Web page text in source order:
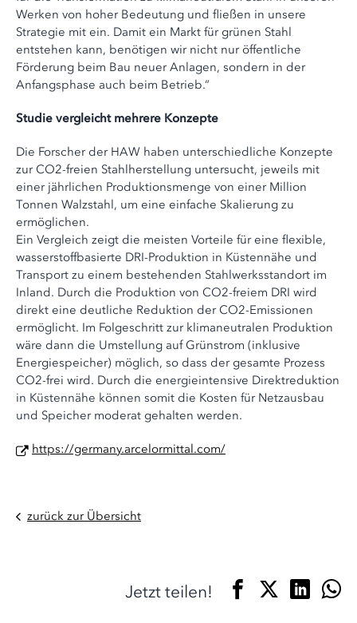
Werken von hoher Bedeutung und fließen in unsere
Strategie mit ein. Damit ein Markt für grünen Stahl
entstehen kann, benötigen wir nicht nur öffentliche
Förderung beim Bau neuer Anlagen, sondern in der
Anfangsphase auch beim Betrieb.“
Studie vergleicht mehrere Konzepte
Die Forscher der HAW haben unterschiedliche Konzepte
zur CO2-freien Stahlherstellung untersucht, jeweils mit
einer jährlichen Produktionsmenge von einer Million
Tonnen Walzstahl, um eine einfache Skalierung zu
ermöglichen.
Ein Vergleich zeigt die meisten Vorteile für eine flexible,
wasserstoffbasierte DRI-Produktion in Küstennähe und
Transport zu einem bestehenden Stahlwerksstandort im
Inland. Durch die Produktion von CO2-freiem DRI wird
direkt eine deutliche Reduktion der CO2-Emissionen
ermöglicht. Im Folgeschritt zur klimaneutralen Produktion
wäre dann die Umstellung auf Grünstrom (inklusive
Energiespeicher) möglich, so dass der gesamte Prozess
CO2-frei wird. Durch die energieintensive Direktreduktion
in Küstennähe können somit die Kosten für Netzausbau
und Speicher moderat gehalten werden.
https://germany.arcelormittal.com/
zurück zur Übersicht
Jetzt teilen!